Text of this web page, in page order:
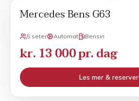
Mercedes Bens G63
5 seter Automat Bensin
kr. 13 000 pr. dag
Les mer & reserver